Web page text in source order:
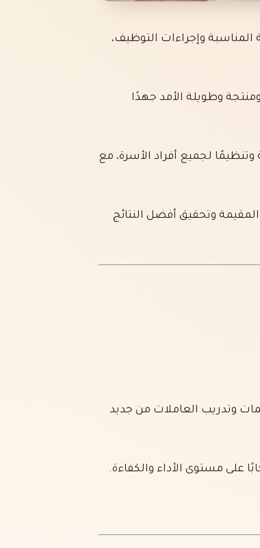
المناسبة وإجراءات التوظيف،
وطويلة الأمد جهدًا
وتنظيمًا لجميع أفراد الأسرة، مع
وتحقيق أفضل النتائج
وتدريب العاملات من جديد
على مستوى الأداء والكفاءة.